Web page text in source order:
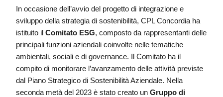
In occasione dell’avvio del progetto di integrazione e
sviluppo della strategia di sostenibilità, CPL Concordia ha
istituito il Comitato ESG, composto da rappresentanti delle
principali funzioni aziendali coinvolte nelle tematiche
ambientali, sociali e di governance. Il Comitato ha il
compito di monitorare l’avanzamento delle attività previste
dal Piano Strategico di Sostenibilità Aziendale. Nella
seconda metà del 2023 è stato creato un Gruppo di